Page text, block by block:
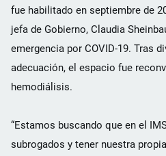
fue habilitado en septiembre de
jefa de Gobierno, Claudia
emergencia por COVID-19. Tras
adecuación, el espacio fue
hemodiálisis.
“Estamos buscando que en el
subrogados y tener nuestra